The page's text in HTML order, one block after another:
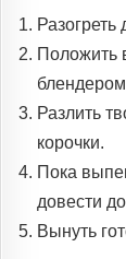
Положить
Разлить
корочки.
Пока
довести
Вынуть